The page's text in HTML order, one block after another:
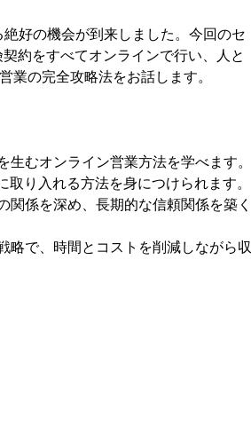
好の機会が到来しました。今回のセ
約をすべてオンラインで行い、人と
業の完全攻略法をお話します。
むオンライン営業方法を学べます。
り入れる方法を身につけられます。
係を深め、長期的な信頼関係を築く
略で、時間とコストを削減しながら収